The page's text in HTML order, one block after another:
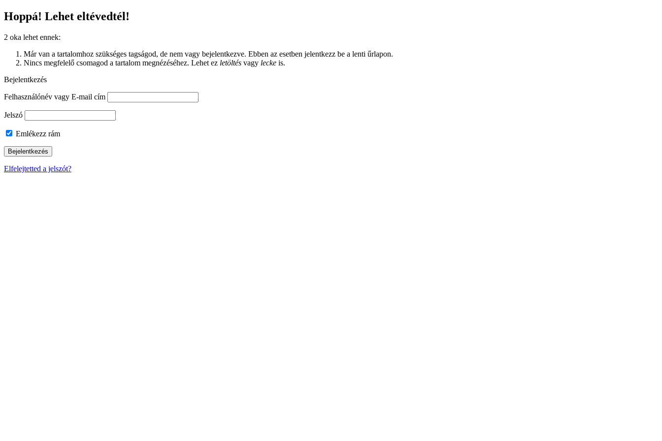
Hoppá! Lehet eltévedtél!
2 oka lehet ennek:
Már van a tartalomhoz szükséges tagságod, de nem vagy bejelentkezve. Ebben az esetben jelentkezz be a lenti űrlapon.
Nincs megfelelő csomagod a tartalom megnézéséhez. Lehet ez letöltés vagy lecke is.
Bejelentkezés
Felhasználónév vagy E-mail cím
Jelszó
Emlékezz rám
Elfelejtetted a jelszót?